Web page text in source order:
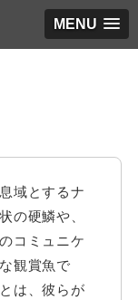
MENU
域とするナ
の硬鱗や、
コミュニケ
観賞魚で
は、彼らが